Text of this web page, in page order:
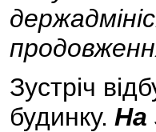
Зустріч
будинку. На